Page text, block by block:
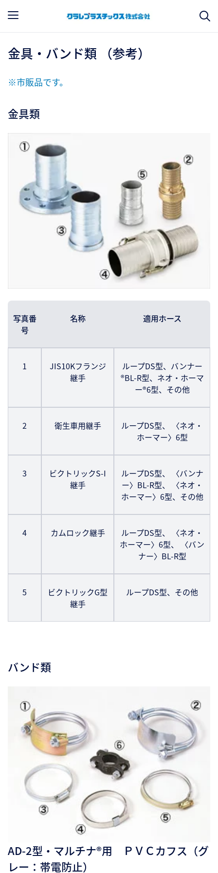
金具・バンド類 （参考）
※市販品です。
金具類
写真番
号
名称 適用ホース
1
JIS10Kフランジ
継手
ループDS型、バンナー
®BL-R型、ネオ・ホーマ
ー®6型、その他
2 衛生車用継手
ループDS型、 〈ネオ・
ホーマー〉6型
3
ビクトリックS-I
継手
ループDS型、 〈バンナ
ー〉BL-R型、 〈ネオ・
ホーマー〉6型、その他
4 カムロック継手
ループDS型、 〈ネオ・
ホーマー〉6型、 〈バン
ナー〉BL-R型
5
ビクトリックG型
継手
ループDS型、その他
バンド類
AD-2型・マルチナ®用 ＰＶＣカフス（グ
レー：帯電防止）